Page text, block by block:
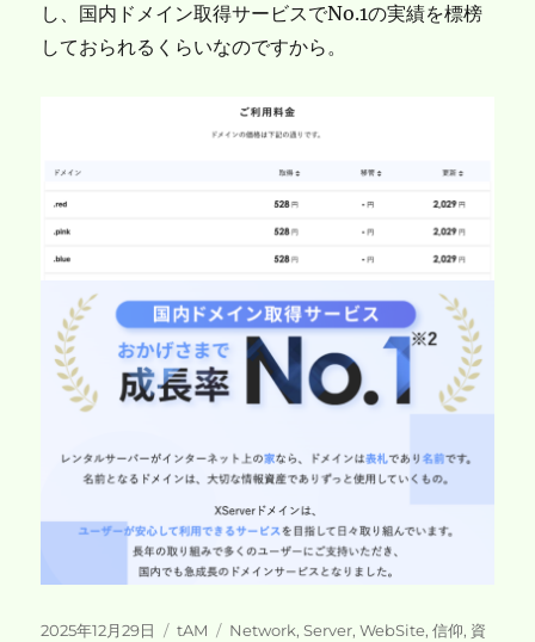
し、国内ドメイン取得サービスでNo.1の実績を標榜
しておられるくらいなのですから。
投
2025年12月29日
カ
tAM
タ
Network,Server,WebSite,信仰, 資